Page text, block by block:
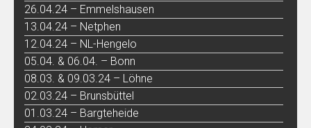
26.04.24 – Emmelshausen
13.04.24 – Netphen
12.04.24 – NL-Hengelo
05.04. & 06.04. – Bonn
08.03. & 09.03.24 – Löhne
02.03.24 – Brunsbüttel
01.03.24 – Bargteheide